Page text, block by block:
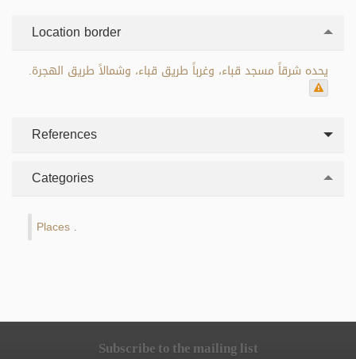
Location border
يحده شرقاً مسجد قباء، وغرباً طريق قباء، وشمالاً طريق الهجرة.
References
Categories
Places
Subscribe to the mailing list